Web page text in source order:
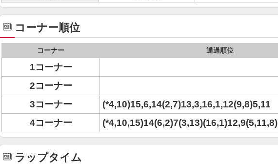
コーナー順位
コーナー 通過順位
1コーナー
2コーナー
3コーナー
(*4,10)15,6,14(2,7)13,3,16,1,12(9,8)5,11
4コーナー
(*4,10,15)14(6,2)7(3,13)(16,1)12,9(5,11,8)
ラップタイム